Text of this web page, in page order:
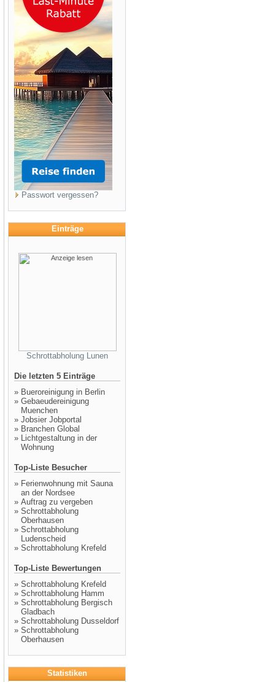
Passwort vergessen?
Einträge
Schrottabholung Lunen
Die letzten 5 Einträge
» Bueroreinigung in Berlin
» Gebaeudereinigung
Muenchen
» Jobsier Jobportal
» Branchen Global
» Lichtgestaltung in der
Wohnung
Top-Liste Besucher
» Ferienwohnung mit Sauna
an der Nordsee
» Auftrag zu vergeben
» Schrottabholung
Oberhausen
» Schrottabholung
Ludenscheid
» Schrottabholung Krefeld
Top-Liste Bewertungen
» Schrottabholung Krefeld
» Schrottabholung Hamm
» Schrottabholung Bergisch
Gladbach
» Schrottabholung Dusseldorf
» Schrottabholung
Oberhausen
Statistiken